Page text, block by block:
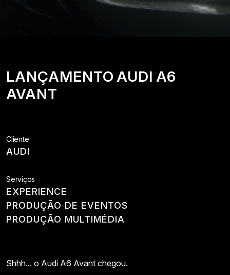
LANÇAMENTO AUDI A6
AVANT
Cliente
AUDI
Serviços
EXPERIENCE
PRODUÇÃO DE EVENTOS
PRODUÇÃO MULTIMÉDIA
Shhh... o Audi A6 Avant chegou.